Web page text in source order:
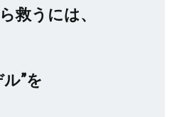
救うには、
”を